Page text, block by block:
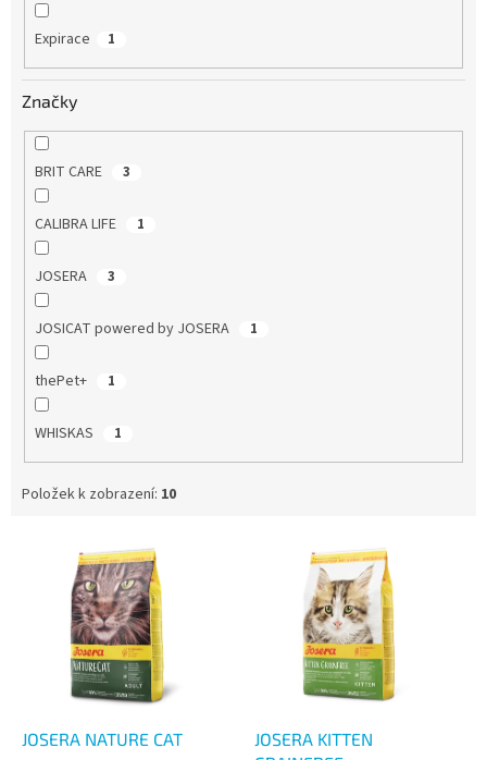
Expirace 1
Značky
BRIT CARE 3
CALIBRA LIFE 1
JOSERA 3
JOSICAT powered by JOSERA 1
thePet+ 1
WHISKAS 1
Položek k zobrazení: 10
JOSERA NATURE CAT
JOSERA KITTEN